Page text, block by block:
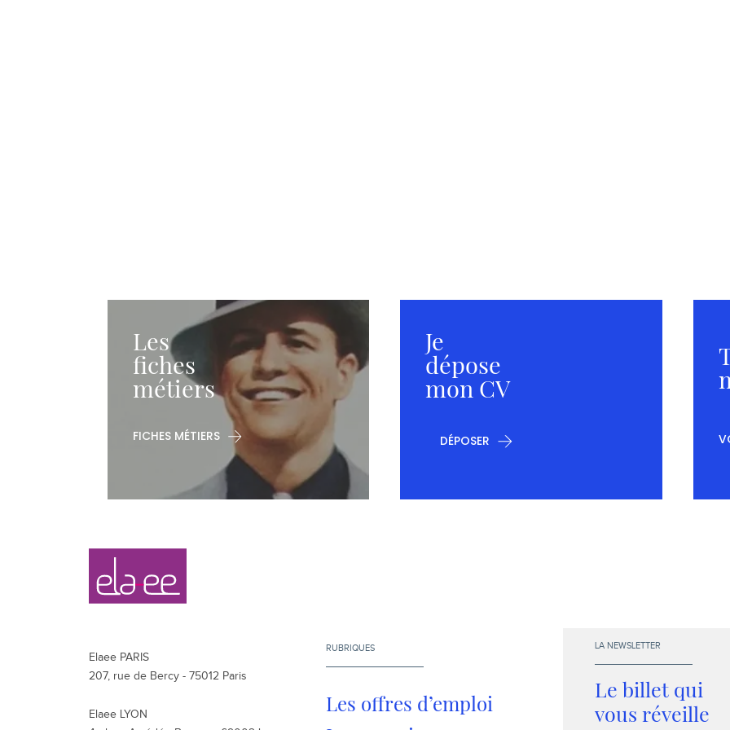
Les
fiches
métiers
FICHES MÉTIERS
Je
dépose
mon CV
DÉPOSER
Navigation
secondaire
Elaee
Elaee PARIS
207, rue de Bercy - 75012 Paris
Elaee LYON
RUBRIQUES
Les offres d’emploi
LA NEWSLETTER
Le billet qui
vous réveille